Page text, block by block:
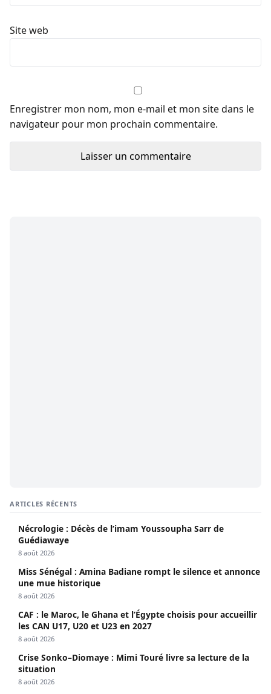
Site web
Enregistrer mon nom, mon e-mail et mon site dans le
navigateur pour mon prochain commentaire.
ARTICLES RÉCENTS
Nécrologie : Décès de l’imam Youssoupha Sarr de
Guédiawaye
8 août 2026
Miss Sénégal : Amina Badiane rompt le silence et annonce
une mue historique
8 août 2026
CAF : le Maroc, le Ghana et l’Égypte choisis pour accueillir
les CAN U17, U20 et U23 en 2027
8 août 2026
Crise Sonko–Diomaye : Mimi Touré livre sa lecture de la
situation
8 août 2026